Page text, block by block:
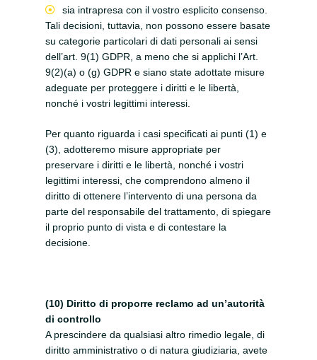
sia intrapresa con il vostro esplicito consenso.
Tali decisioni, tuttavia, non possono essere basate
su categorie particolari di dati personali ai sensi
dell’art. 9(1) GDPR, a meno che si applichi l’Art.
9(2)(a) o (g) GDPR e siano state adottate misure
adeguate per proteggere i diritti e le libertà,
nonché i vostri legittimi interessi.
Per quanto riguarda i casi specificati ai punti (1) e
(3), adotteremo misure appropriate per
preservare i diritti e le libertà, nonché i vostri
legittimi interessi, che comprendono almeno il
diritto di ottenere l’intervento di una persona da
parte del responsabile del trattamento, di spiegare
il proprio punto di vista e di contestare la
decisione.
(10) Diritto di proporre reclamo ad un’autorità
di controllo
A prescindere da qualsiasi altro rimedio legale, di
diritto amministrativo o di natura giudiziaria, avete